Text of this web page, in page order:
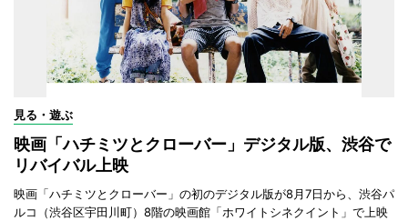
見る・遊ぶ
映画「ハチミツとクローバー」デジタル版、渋谷で
リバイバル上映
映画「ハチミツとクローバー」の初のデジタル版が8月7日から、渋谷パ
ルコ（渋谷区宇田川町）8階の映画館「ホワイトシネクイント」で上映